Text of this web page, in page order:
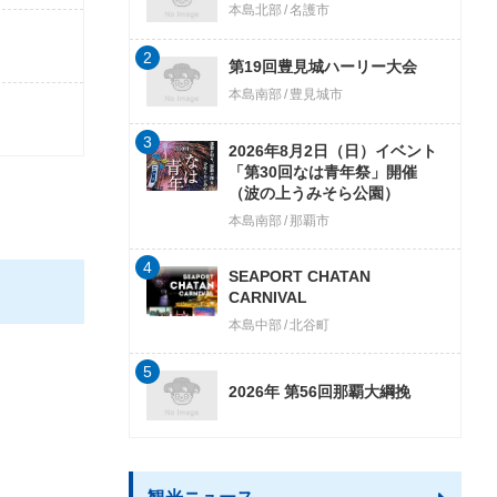
本島北部 名護市
第19回豊見城ハーリー大会
本島南部 豊見城市
2
2026年8月2日（日）イベント
「第30回なは青年祭」開催
（波の上うみそら公園）
本島南部 那覇市
3
SEAPORT CHATAN
CARNIVAL
本島中部 北谷町
4
2026年 第56回那覇大綱挽
5